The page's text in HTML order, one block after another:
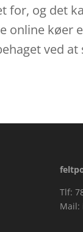
for, og det
online køer
ved
Tlf:
Mail: